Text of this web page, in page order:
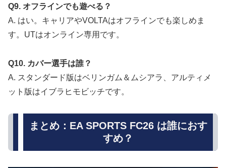
Q9. オフラインでも遊べる？
A. はい。キャリアやVOLTAはオフラインでも楽しめま
す。UTはオンライン専用です。
Q10. カバー選手は誰？
A. スタンダード版はベリンガム＆ムシアラ、アルティメ
ット版はイブラヒモビッチです。
まとめ：EA SPORTS FC26 は誰におす
すめ？